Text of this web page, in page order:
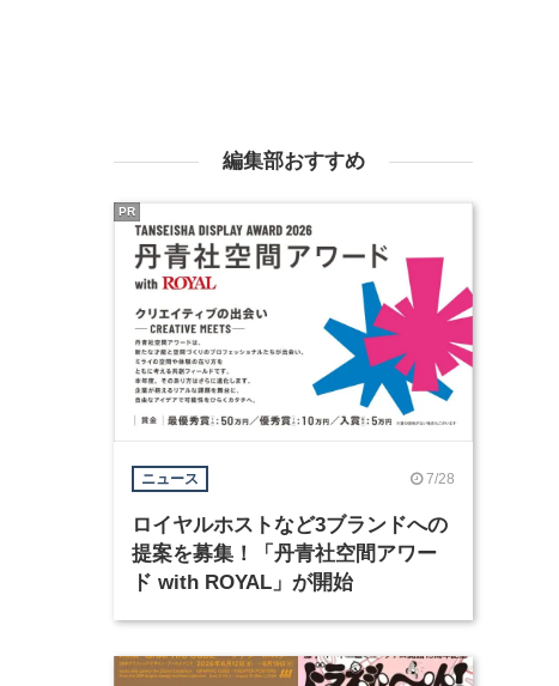
編集部おすすめ
ニュース 7/28
ロイヤルホストなど3ブランドへの
提案を募集！「丹青社空間アワー
ド with ROYAL」が開始
PR